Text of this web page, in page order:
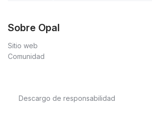
Sobre Opal
Sitio web
Comunidad
Descargo de responsabilidad